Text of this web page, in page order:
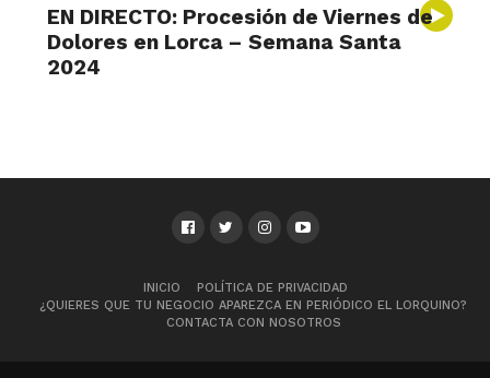
EN DIRECTO: Procesión de Viernes de
Dolores en Lorca – Semana Santa
2024
INICIO
POLÍTICA DE PRIVACIDAD
¿QUIERES QUE TU NEGOCIO APAREZCA EN PERIÓDICO EL LORQUINO?
CONTACTA CON NOSOTROS